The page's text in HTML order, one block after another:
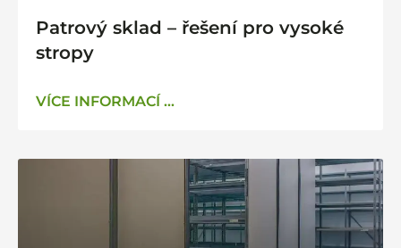
Patrový sklad – řešení pro vysoké
stropy
VÍCE INFORMACÍ ...